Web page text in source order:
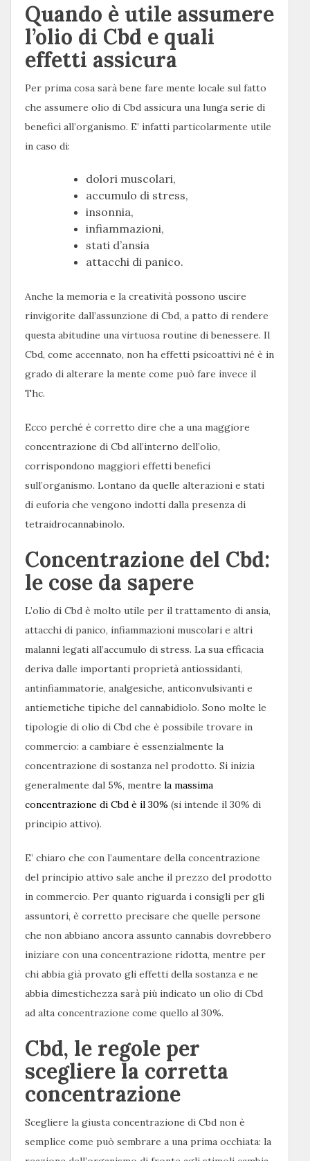
Quando è utile assumere
l’olio di Cbd e quali
effetti assicura
Per prima cosa sarà bene fare mente locale sul fatto
che assumere olio di Cbd assicura una lunga serie di
benefici all’organismo. E’ infatti particolarmente utile
in caso di:
dolori muscolari,
accumulo di stress,
insonnia,
infiammazioni,
stati d’ansia
attacchi di panico.
Anche la memoria e la creatività possono uscire
rinvigorite dall’assunzione di Cbd, a patto di rendere
questa abitudine una virtuosa routine di benessere. Il
Cbd, come accennato, non ha effetti psicoattivi né è in
grado di alterare la mente come può fare invece il
Thc.
Ecco perché è corretto dire che a una maggiore
concentrazione di Cbd all’interno dell’olio,
corrispondono maggiori effetti benefici
sull’organismo. Lontano da quelle alterazioni e stati
di euforia che vengono indotti dalla presenza di
tetraidrocannabinolo.
Concentrazione del Cbd:
le cose da sapere
L’olio di Cbd è molto utile per il trattamento di ansia,
attacchi di panico, infiammazioni muscolari e altri
malanni legati all’accumulo di stress. La sua efficacia
deriva dalle importanti proprietà antiossidanti,
antinfiammatorie, analgesiche, anticonvulsivanti e
antiemetiche tipiche del cannabidiolo. Sono molte le
tipologie di olio di Cbd che è possibile trovare in
commercio: a cambiare è essenzialmente la
concentrazione di sostanza nel prodotto. Si inizia
generalmente dal 5%, mentre la massima
concentrazione di Cbd è il 30% (si intende il 30% di
principio attivo).
E’ chiaro che con l’aumentare della concentrazione
del principio attivo sale anche il prezzo del prodotto
in commercio. Per quanto riguarda i consigli per gli
assuntori, è corretto precisare che quelle persone
che non abbiano ancora assunto cannabis dovrebbero
iniziare con una concentrazione ridotta, mentre per
chi abbia già provato gli effetti della sostanza e ne
abbia dimestichezza sarà più indicato un olio di Cbd
ad alta concentrazione come quello al 30%.
Cbd, le regole per
scegliere la corretta
concentrazione
Scegliere la giusta concentrazione di Cbd non è
semplice come può sembrare a una prima occhiata: la